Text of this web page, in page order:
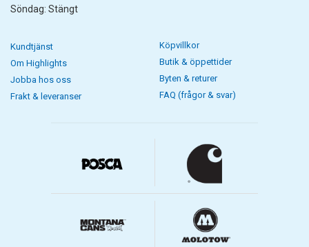
Söndag: Stängt
Kundtjänst
Om Highlights
Jobba hos oss
Frakt & leveranser
Köpvillkor
Butik & öppettider
Byten & returer
FAQ (frågor & svar)